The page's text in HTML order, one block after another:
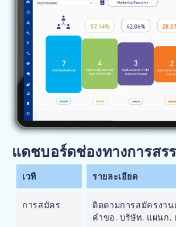
แดชบอร์ดช่องทางการสร
เวที รายละเอียด
การสมัคร
ติดตามการสมัครงาน
คำขอ, บริษัท, แผนก,